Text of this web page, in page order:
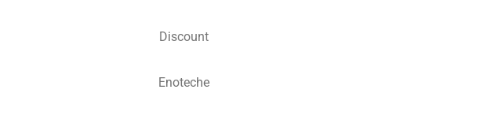
Discount
Enoteche